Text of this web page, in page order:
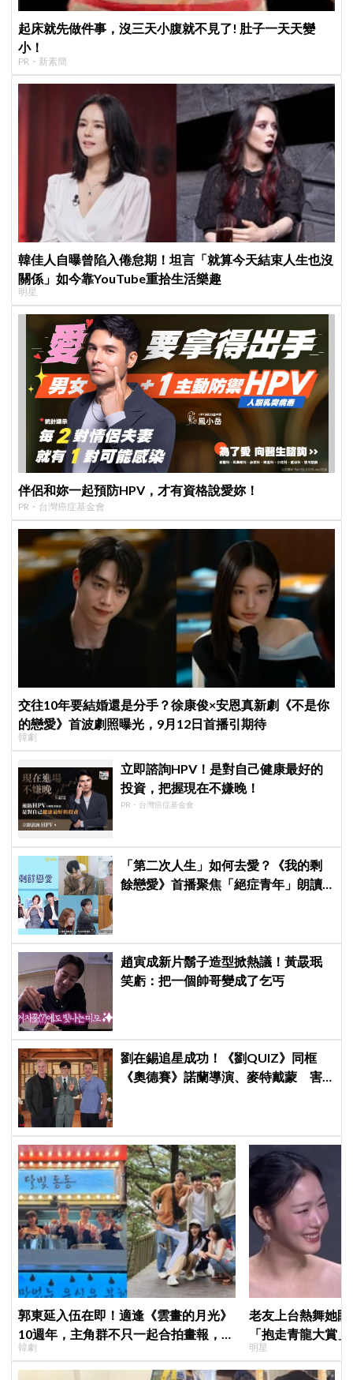
起床就先做件事，沒三天小腹就不見了! 肚子一天天變
小！
PR・新素簡
韓佳人自曝曾陷入倦怠期！坦言「就算今天結束人生也沒
關係」如今靠YouTube重拾生活樂趣
明星
伴侶和妳一起預防HPV，才有資格說愛妳！
PR・台灣癌症基金會
交往10年要結婚還是分手？徐康俊×安恩真新劇《不是你
的戀愛》首波劇照曝光，9月12日首播引期待
韓劇
立即諮詢HPV！是對自己健康最好的
投資，把握現在不嫌晚！
PR・台灣癌症基金會
「第二次人生」如何去愛？《我的剩
餘戀愛》首播聚焦「絕症青年」朗讀
趙寅成新片鬍子造型掀熱議！黃晸珉
笑虧：把一個帥哥變成了乞丐
劉在錫追星成功！《劉QUIZ》同框
《奧德賽》諾蘭導演、麥特戴蒙 害
郭東延入伍在即！適逢《雲畫的月光》
10週年，主角群不只一起合拍畫報，還
錄製特別節目
韓劇
老友上台熱舞她
「抱走青龍大賞
「呀！」真情流
明星